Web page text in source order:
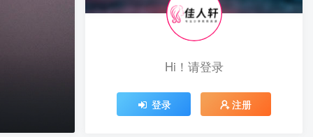
麻辣兔头(28) 麻心汤圆 (2) 麻利亚辣
鹿瑶(2) 鹿八岁baby
鱼神 (6) 鱼子酱Fish
香草喵露露 (1) 香屁酱 饭鹿鹿鹿痴
Hi！请登录
登录 注册